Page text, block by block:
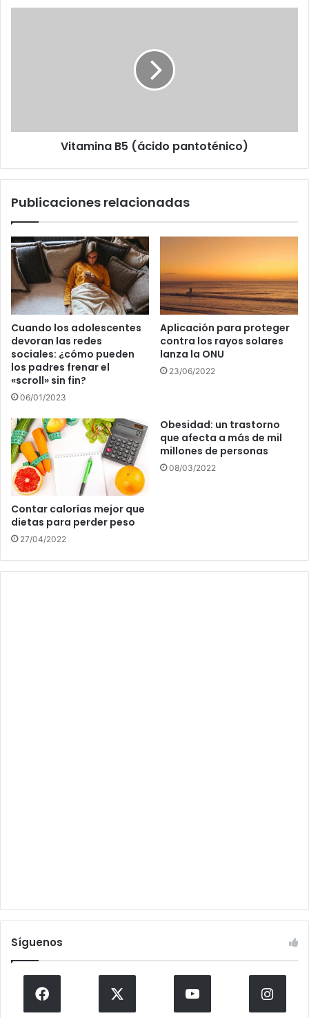
Vitamina B5 (ácido pantoténico)
Publicaciones relacionadas
Cuando los adolescentes
devoran las redes
sociales: ¿cómo pueden
los padres frenar el
«scroll» sin fin?
06/01/2023
Aplicación para proteger
contra los rayos solares
lanza la ONU
23/06/2022
Contar calorías mejor que
dietas para perder peso
27/04/2022
Obesidad: un trastorno
que afecta a más de mil
millones de personas
08/03/2022
Síguenos